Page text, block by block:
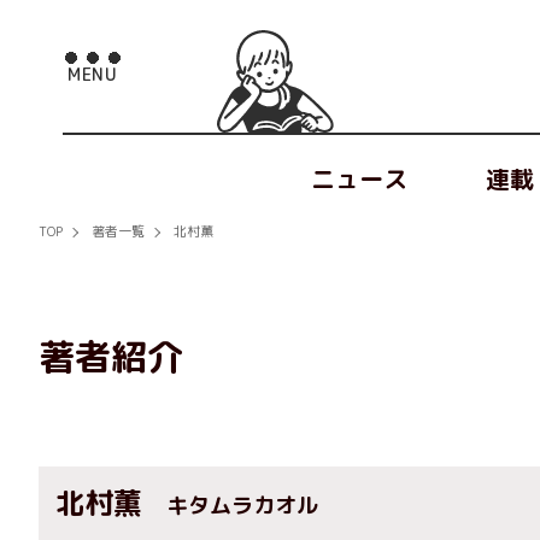
ニュース 連載
TOP 著者一覧 北村薫
著者紹介
北村薫 キタムラカオル